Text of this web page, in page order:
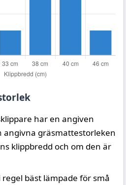
har en angiven
angivna gräsmattestorleken
klippbredd och om den är
bäst lämpade för små